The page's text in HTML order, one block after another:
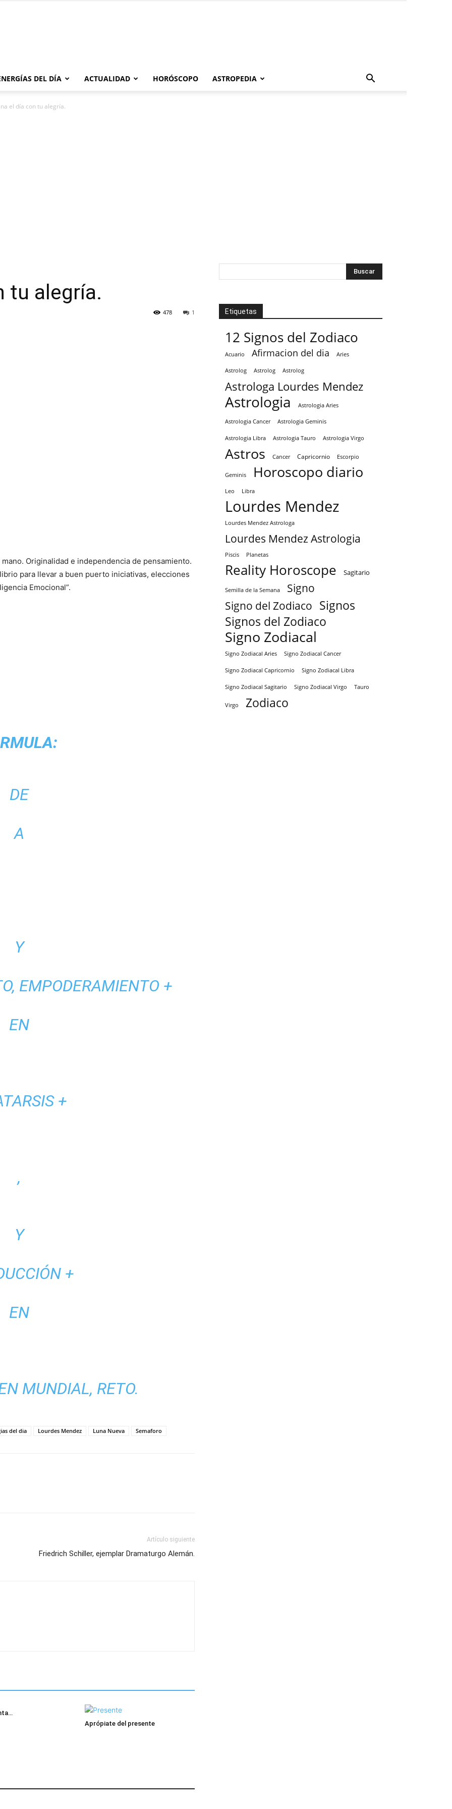
DEL DÍA ACTUALIDAD HORÓSCOPO ASTROPEDIA
el día con tu alegría.
tu alegría.
1
478
Originalidad e independencia de pensamiento.
para llevar a buen puerto iniciativas, elecciones
Emocional”.
DE
A
Y
EMPODERAMIENTO +
EN
+
,
Y
+
EN
MUNDIAL, RETO.
del dia Lourdes Mendez Luna Nueva Semaforo
Artículo siguiente
Friedrich Schiller, ejemplar Dramaturgo Alemán.
Aprópiate del presente
Etiquetas
12 Signos del Zodiaco
Acuario Afirmacion del dia Aries
Astrolog Astrolog Astrolog
Astrologa Lourdes Mendez
Astrologia Astrologia Aries
Astrologia Cancer Astrologia Geminis
Astrologia Libra Astrologia Tauro Astrologia Virgo
Astros Cancer Capricornio Escorpio
Geminis Horoscopo diario
Leo Libra
Lourdes Mendez
Lourdes Mendez Astrologa
Lourdes Mendez Astrologia
Piscis Planetas
Reality Horoscope Sagitario
Semilla de la Semana
Signo
Signo del Zodiaco Signos
Signos del Zodiaco
Signo Zodiacal
Signo Zodiacal Aries Signo Zodiacal Cancer
Signo Zodiacal Capricornio Signo Zodiacal Libra
Signo Zodiacal Sagitario Signo Zodiacal Virgo Tauro
Virgo Zodiaco